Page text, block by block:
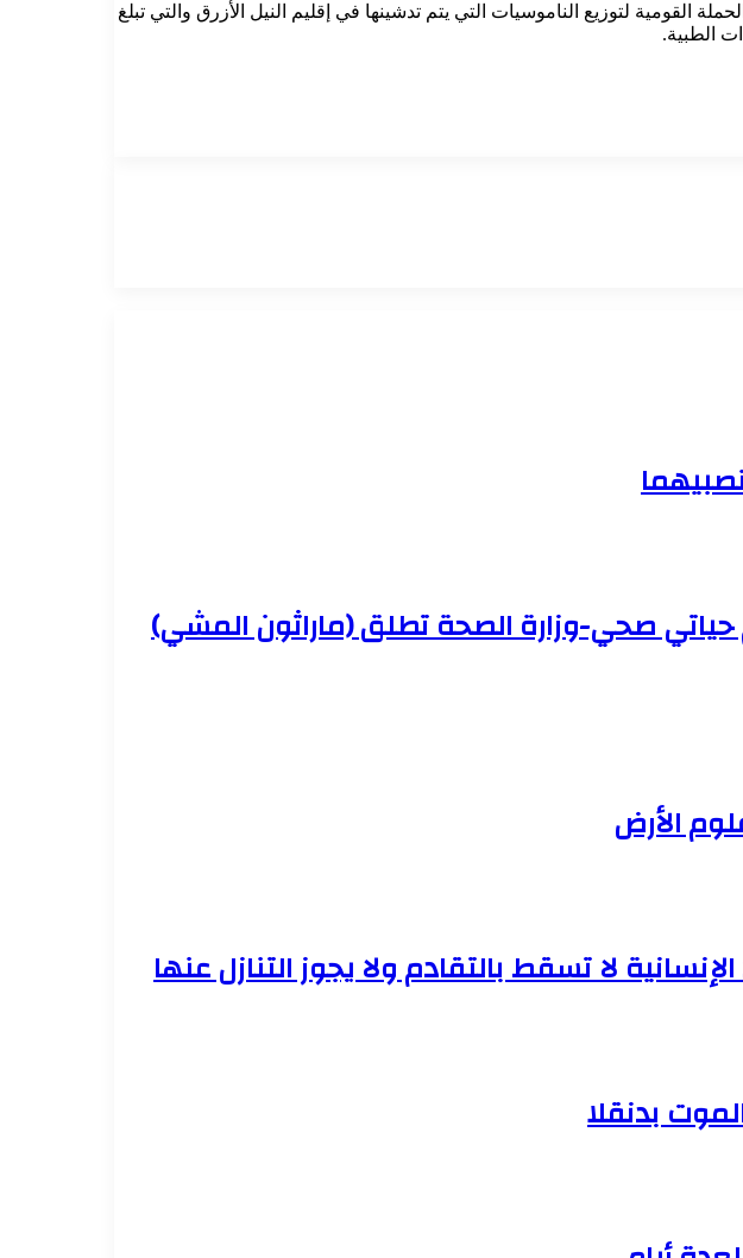
القومية لتوزيع الناموسيات التي يتم تدشينها في إقليم النيل الأزرق والتي تبلغ
حياتي صحي-وزارة الصحة تطلق (ماراثون المشي)
الأرض
لا تسقط بالتقادم ولا يجوز التنازل عنها